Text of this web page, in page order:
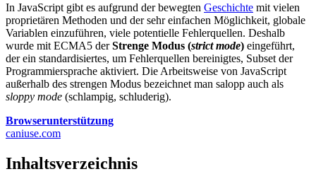
In JavaScript gibt es aufgrund der bewegten Geschichte mit vielen
proprietären Methoden und der sehr einfachen Möglichkeit, globale
Variablen einzuführen, viele potentielle Fehlerquellen. Deshalb
wurde mit ECMA5 derStrenge Modus (strict mode) eingeführt,
der ein standardisiertes, um Fehlerquellen bereinigtes, Subset der
Programmiersprache aktiviert. Die Arbeitsweise von JavaScript
außerhalb des strengen Modus bezeichnet man salopp auch als
sloppy mode (schlampig, schluderig).
Browserunterstützung
caniuse.com
Inhaltsverzeichnis